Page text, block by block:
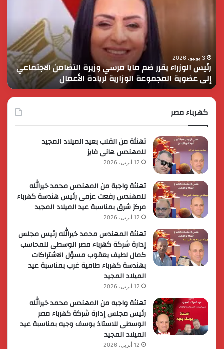
التضامن
الاجتماعي
إلى
عضوية
المجموعة
الوزارية
3 يونيو، 2026
رئيس الوزراء يقرر ضم مايا مرسي وزيرة التضامن الاجتماعي
إلى عضوية المجموعة الوزارية لريادة الأعمال
في
كهرباء مصر
تهنئة من القلب بعيد الميلاد المجيد
للمهندس هانى فايز
12 أبريل، 2026
تهنئة واجبة من المهندس محمد خيرالله
للمهندس رفعت عزمى رئيس هندسة كهرباء
مركز شرق بمناسبة عيد الميلاد المجيد
12 أبريل، 2026
تهنئة المهندس محمد خيرالله رئيس مجلس
إدارة شركة كهرباء مصر الوسطى للمحاسب
كمال لطيف يعقوب مسؤل الاشتراكات
بهندسة كهرباء طامية غرب بمناسبة عيد
الميلاد المجيد
12 أبريل، 2026
تهنئة واجبه من المهندس محمد خيرالله
رئيس مجلس إدارة شركة كهرباء مصر
الوسطى للاستاذ يوسف وجيه بمناسبة عيد
الميلاد المجيد
12 أبريل، 2026